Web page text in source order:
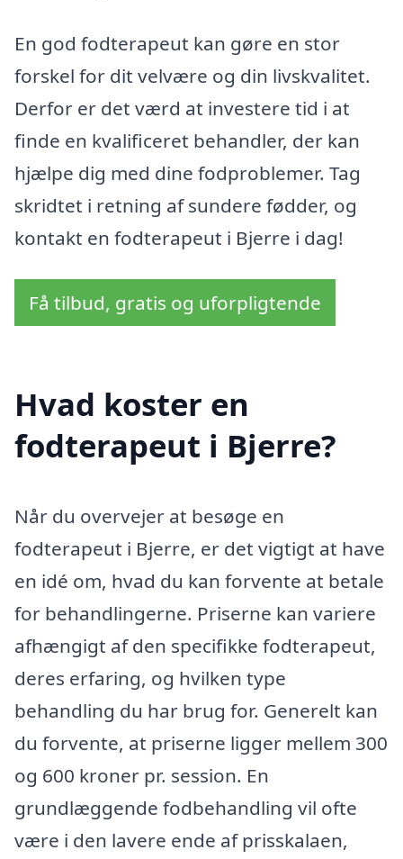
En god fodterapeut kan gøre en stor
forskel for dit velvære og din livskvalitet.
Derfor er det værd at investere tid i at
finde en kvalificeret behandler, der kan
hjælpe dig med dine fodproblemer. Tag
skridtet i retning af sundere fødder, og
kontakt en fodterapeut i Bjerre i dag!
Få tilbud, gratis og uforpligtende
Hvad koster en
fodterapeut i Bjerre?
Når du overvejer at besøge en
fodterapeut i Bjerre, er det vigtigt at have
en idé om, hvad du kan forvente at betale
for behandlingerne. Priserne kan variere
afhængigt af den specifikke fodterapeut,
deres erfaring, og hvilken type
behandling du har brug for. Generelt kan
du forvente, at priserne ligger mellem 300
og 600 kroner pr. session. En
grundlæggende fodbehandling vil ofte
være i den lavere ende af prisskalaen,